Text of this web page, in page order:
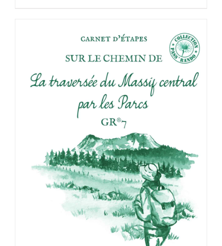
ACHETER LE PRODUIT / DÉTAILS